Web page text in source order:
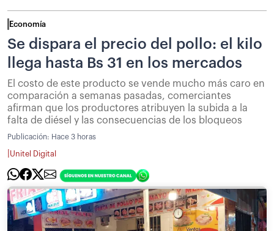
Economía
Se dispara el precio del pollo: el kilo
llega hasta Bs 31 en los mercados
El costo de este producto se vende mucho más caro en
comparación a semanas pasadas, comerciantes
afirman que los productores atribuyen la subida a la
falta de diésel y las consecuencias de los bloqueos
Publicación: Hace 3 horas
Unitel Digital